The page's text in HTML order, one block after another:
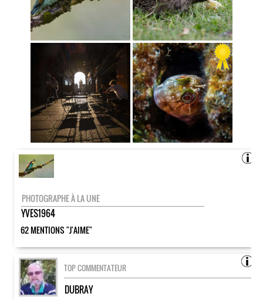
PHOTOGRAPHE À LA UNE
YVES1964
62 MENTIONS "J'AIME"
TOP COMMENTATEUR
DUBRAY